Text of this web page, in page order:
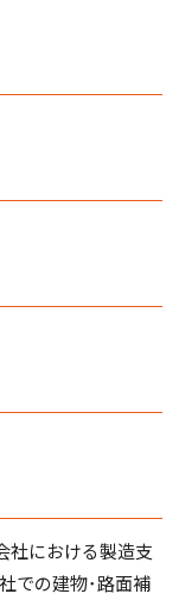
社における製造支
での建物･路面補